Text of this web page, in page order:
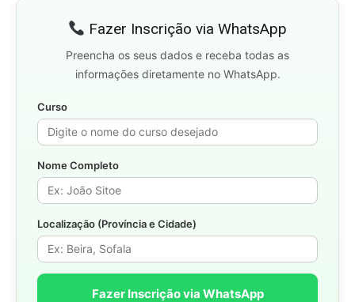
Fazer Inscrição via WhatsApp
Preencha os seus dados e receba todas as
informações diretamente no WhatsApp.
Curso
Nome Completo
Localização (Província e Cidade)
Fazer Inscrição via WhatsApp